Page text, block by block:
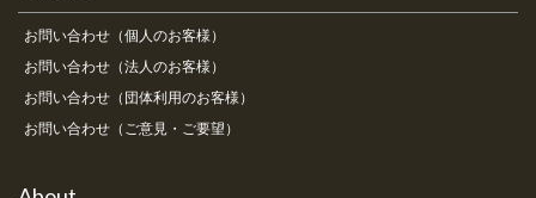
お問い合わせ（個人のお客様）
お問い合わせ（法人のお客様）
お問い合わせ（団体利用のお客様）
お問い合わせ（ご意見・ご要望）